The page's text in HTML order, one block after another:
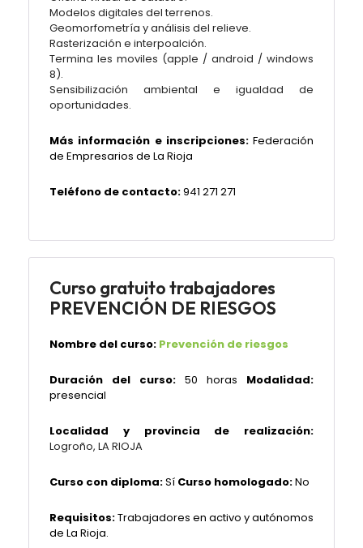
Modelos digitales del terrenos.
Geomorfometría y análisis del relieve.
Rasterización e interpoalción.
Termina les moviles (apple / android / windows
8).
Sensibilización ambiental e igualdad de
oportunidades.
Más información e inscripciones:Federación
de Empresarios de La Rioja
Teléfono de contacto:941 271 271
Curso gratuito trabajadores
PREVENCIÓN DE RIESGOS
Nombre del curso: Prevención de riesgos
Duración del curso: 50 horas Modalidad:
presencial
Localidad y provincia de realización:
Logroño, LA RIOJA
Curso con diploma:Sí Curso homologado:No
Requisitos:Trabajadores en activo y autónomos
de La Rioja.